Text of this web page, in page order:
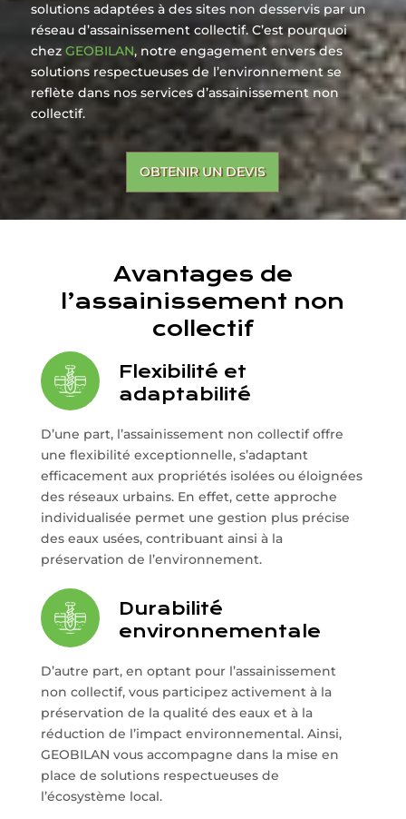
solutions adaptées à des sites non desservis par un
réseau d’assainissement collectif. C’est pourquoi
chez GEOBILAN, notre engagement envers des
solutions respectueuses de l’environnement se
reflète dans nos services d’assainissement non
collectif.
OBTENIR UN DEVIS
Avantages de
l’assainissement non
collectif
Flexibilité et
adaptabilité
D’une part, l’assainissement non collectif offre
une flexibilité exceptionnelle, s’adaptant
efficacement aux propriétés isolées ou éloignées
des réseaux urbains. En effet, cette approche
individualisée permet une gestion plus précise
des eaux usées, contribuant ainsi à la
préservation de l’environnement.
Durabilité
environnementale
D’autre part, en optant pour l’assainissement
non collectif, vous participez activement à la
préservation de la qualité des eaux et à la
réduction de l’impact environnemental. Ainsi,
GEOBILAN vous accompagne dans la mise en
place de solutions respectueuses de
l’écosystème local.